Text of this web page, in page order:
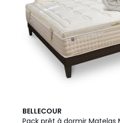
BELLECOUR
Pack prêt à dormir Matelas